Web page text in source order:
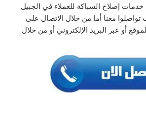
خدمات إصلاح السباكة للعملاء في الجبيل
معنا أما من خلال الاتصال على
أو عبر البريد الإلكتروني أو من خلال